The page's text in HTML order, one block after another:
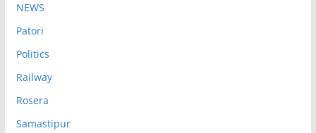
NEWS
Patori
Politics
Railway
Rosera
Samastipur